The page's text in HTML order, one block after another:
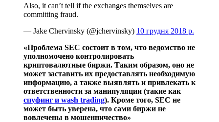
Also, it can’t tell if the exchanges themselves are
committing fraud.
— Jake Chervinsky (@jchervinsky) 10 грудня 2018 р.
«Проблема SEC состоит в том, что ведомство не
уполномочено контролировать
криптовалютные биржи. Таким образом, оно не
может заставить их предоставлять необходимую
информацию, а также выявлять и привлекать к
ответственности за манипуляции (такие как
спуфинг и wash trading). Кроме того, SEC не
может быть уверена, что сами биржи не
вовлечены в мошенничество»